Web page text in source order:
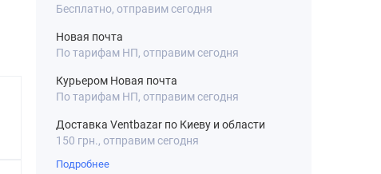
Бесплатно, отправим сегодня
Новая почта
По тарифам НП, отправим сегодня
Курьером Новая почта
По тарифам НП, отправим сегодня
Доставка Ventbazar по Киеву и области
150 грн., отправим сегодня
Подробнее